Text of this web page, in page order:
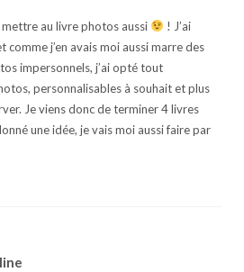
mettre au livre photos aussi
! J’ai
j’en avais moi aussi marre des
impersonnels, j’ai opté tout
personnalisables à souhait et plus
Je viens donc de terminer 4 livres
une idée, je vais moi aussi faire par